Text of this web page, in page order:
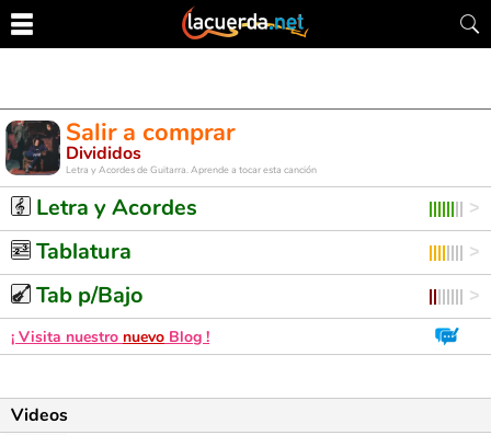
Salir a comprar
Divididos
Letra y Acordes de Guitarra. Aprende a tocar esta canción
Letra y Acordes
Tablatura
Tab p/Bajo
¡ Visita nuestro nuevo Blog !
Videos